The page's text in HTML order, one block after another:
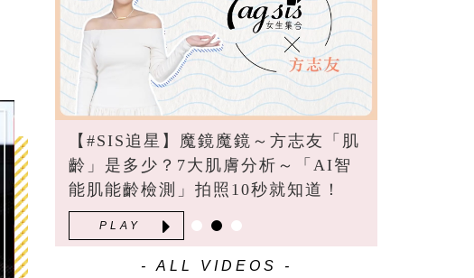
【#SIS追星】魔鏡魔鏡～方志友「肌
齡」是多少？7大肌膚分析～「AI智
能肌能齡檢測」拍照10秒就知道！
PLAY
- ALL VIDEOS -